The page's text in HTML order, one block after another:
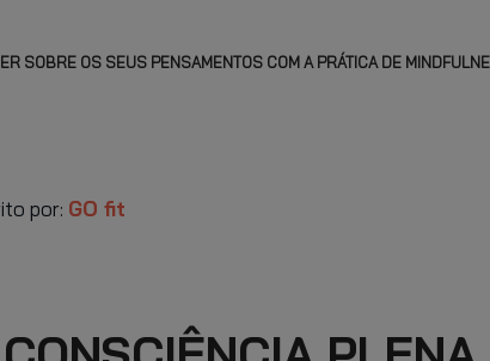
SOBRE OS SEUS PENSAMENTOS COM A PRÁTICA DE
por: GO fit